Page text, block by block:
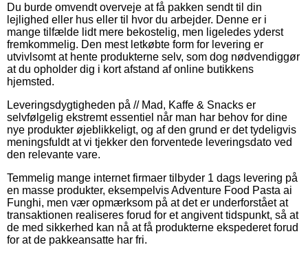
Du burde omvendt overveje at få pakken sendt til din
lejlighed eller hus eller til hvor du arbejder. Denne er i
mange tilfælde lidt mere bekostelig, men ligeledes yderst
fremkommelig. Den mest letkøbte form for levering er
utvivlsomt at hente produkterne selv, som dog nødvendiggør
at du opholder dig i kort afstand af online butikkens
hjemsted.
Leveringsdygtigheden på // Mad, Kaffe & Snacks er
selvfølgelig ekstremt essentiel når man har behov for dine
nye produkter øjeblikkeligt, og af den grund er det tydeligvis
meningsfuldt at vi tjekker den forventede leveringsdato ved
den relevante vare.
Temmelig mange internet firmaer tilbyder 1 dags levering på
en masse produkter, eksempelvis Adventure Food Pasta ai
Funghi, men vær opmærksom på at det er underforstået at
transaktionen realiseres forud for et angivent tidspunkt, så at
de med sikkerhed kan nå at få produkterne ekspederet forud
for at de pakkeansatte har fri.